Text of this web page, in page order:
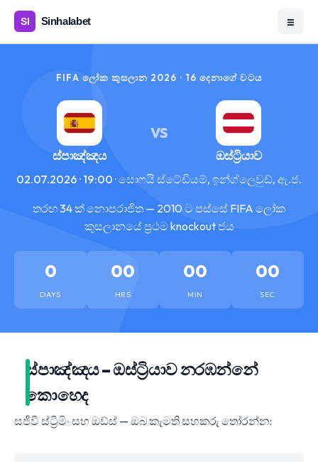
☰
FIFA ලෝක කුසලාන 2026 · 16 දෙනාගේ වටය
ස්පාඤ්ඤය
VS
ඔස්ට්‍රියාව
02.07.2026 · 19:00 · සොෆයි ස්ටේඩියම්, ඉන්ග්ලෙවුඩ්, ඇ.ජ.
තරඟ 34 ක් නොපරාජිත — 2010 ට පස්සේ FIFA ලෝක
කුසලානයේ ප්‍රථම knockout ජය
0
DAYS
00
HRS
00
MIN
00
SEC
ස්පාඤ්ඤය – ඔස්ට්‍රියාව නරඹන්නේ
කොහෙද
සජීවී ස්ට්‍රීමිං සහ ඔඩ්ස් — ඔබ කැමති සහකරු තෝරන්න: